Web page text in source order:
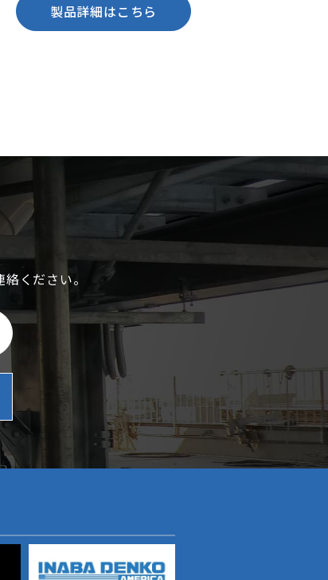
製品詳細はこちら
ください。